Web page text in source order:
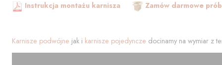
Instrukcja montażu karnisza
Zamów darmowe
Karnisze podwójne jak i karnisze pojedyncze docinamy na wymiar z